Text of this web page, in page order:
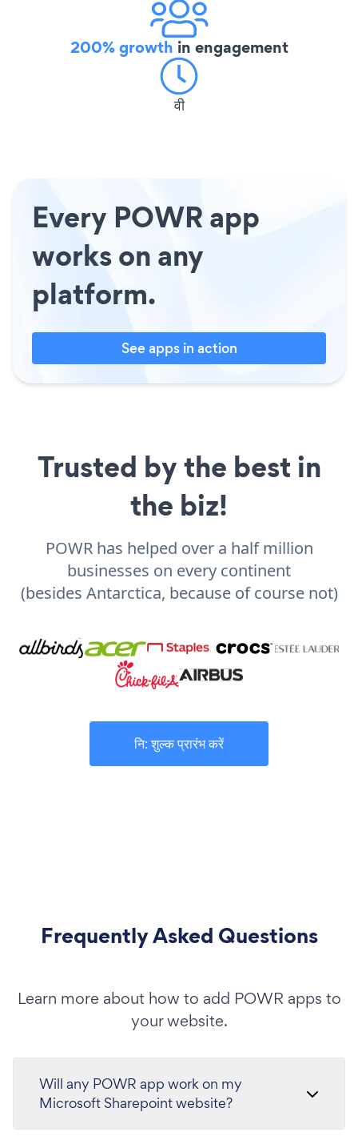
200% growth in engagement
वी
Every POWR app
works on any
platform.
See apps in action
Trusted by the best in
the biz!
POWR has helped over a half million
businesses on every continent
(besides Antarctica, because of course not)
नि: शुल्क प्रारंभ करें
Frequently Asked Questions
Learn more about how to add POWR apps to
your website.
Will any POWR app work on my
Microsoft Sharepoint website?